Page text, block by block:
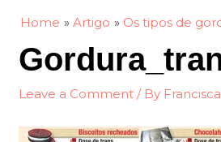
Home Artigo Os tipos de
Leave a Comment / By